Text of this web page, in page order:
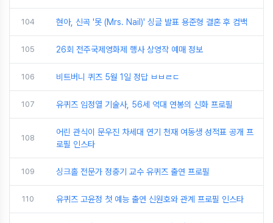
104 현아, 신곡 '못 (Mrs. Nail)' 싱글 발표 용준형 결혼 후 컴백
105 26회 전주국제영화제 행사 상영작 예매 정보
106 비트버니 퀴즈 5월 1일 정답 ㅂㅂㄹㄷ
107 유퀴즈 임정열 기술사, 56세 억대 연봉의 신화 프로필
108
어린 관식이 문우진 차세대 연기 천재 여동생 성적표 공개 프
로필 인스타
109 싱크홀 전문가 정충기 교수 유퀴즈 출연 프로필
110 유퀴즈 고윤정 첫 예능 출연 신원호와 관계 프로필 인스타